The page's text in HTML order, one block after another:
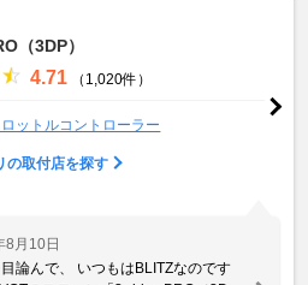
（3DP）
4.71 （1,020件）
ロットルコントローラー
の取付店を探す
8月10日
論んで、 いつもはBLITZなのです